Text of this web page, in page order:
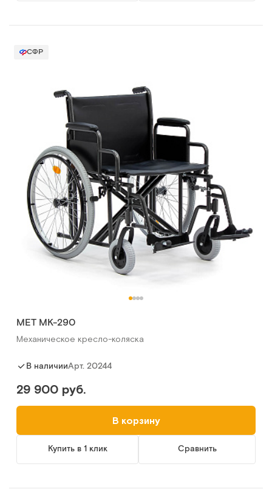
СФР
МЕТ МК-290
Механическое кресло-коляска
В наличииАрт. 20244
29 900 руб.
В корзину
Купить в 1 клик Сравнить